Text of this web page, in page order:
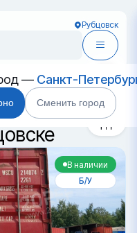
Рубцовск
— Санкт-
Сменить город
В наличии
Б/У